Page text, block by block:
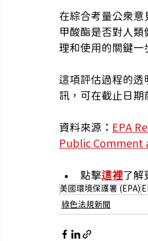
在綜合考量公眾意
甲酸酯是否對人
理和使用的關鍵一
這項評估過程的透
訊，可在截止日期
資料來源： EPA
Public Comment
點擊這裡了解
美國環境保護署 (EPA)
綠色法規新聞